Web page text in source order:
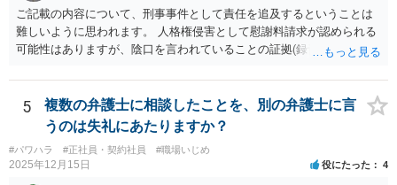
ご記載の内容について、刑事事件として責任を追及するということは
難しいように思われます。 人格権侵害として慰謝料請求が認められる
可能性はありますが、陰口を言われていることの証拠(録音等)が必要と
5
複数の弁護士に相談したことを、別の弁護士に言
うのは失礼にあたりますか？
#パワハラ #正社員・契約社員 #職場いじめ
2025年12月15日 役にたった 4